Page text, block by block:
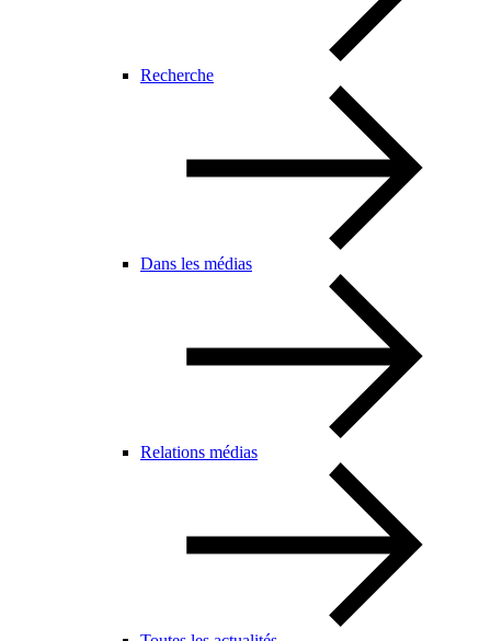
Recherche
Dans les médias
Relations médias